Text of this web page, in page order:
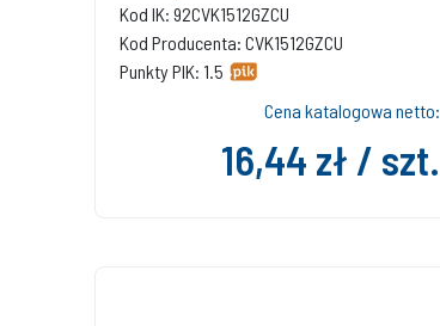
Kod IK: 92CVK1512GZCU
Kod Producenta: CVK1512GZCU
Punkty PIK: 1.5
Cena katalogowa netto:
16,44 zł / szt.